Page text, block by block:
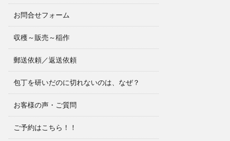
お問合せフォーム
収穫～販売～稲作
郵送依頼／返送依頼
包丁を研いだのに切れないのは、なぜ？
お客様の声・ご質問
ご予約はこちら！！